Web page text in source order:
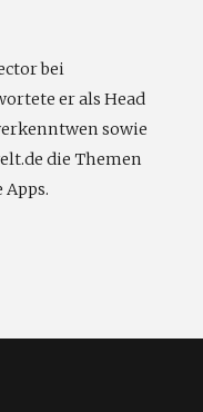
bei
er als Head
sowie
die Themen